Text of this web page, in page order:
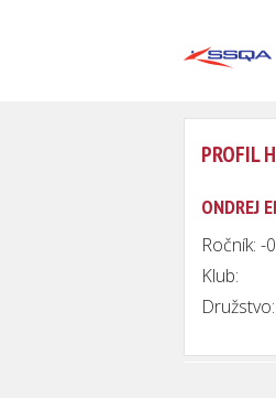
PROFIL
ONDREJ
Ročník: -
Klub:
Družstvo: